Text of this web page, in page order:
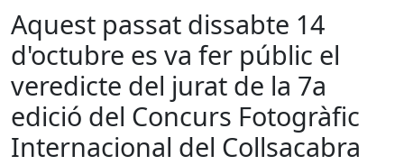
Aquest passat dissabte 14
d'octubre es va fer públic el
veredicte del jurat de la 7a
edició del Concurs Fotogràfic
Internacional del Collsacabra